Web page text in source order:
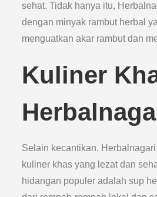
sehat. Tidak hanya itu,
dengan minyak rambut herbal
menguatkan akar rambut dan
Kuliner
Selain kecantikan,
kuliner khas yang lezat dan
hidangan populer adalah sup